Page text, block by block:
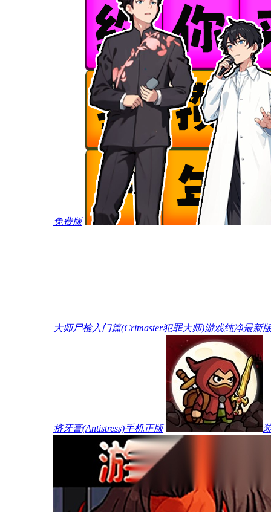
免费版
大师尸检入门篇(Crimaster犯罪大师)游戏纯净最新
挤牙膏(Antistress)手机正版